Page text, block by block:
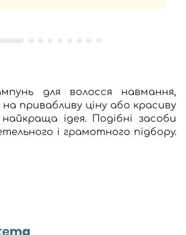
довжину, а й дуже суху
для волосся навмання,
привабливу ціну або красиву
ідея. Подібні засоби
і грамотного підбору.
завдання – очистити від